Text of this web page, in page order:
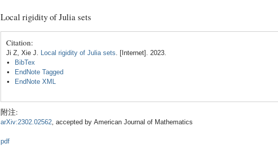
Local rigidity of Julia sets
Citation:
Ji Z, Xie J. Local rigidity of Julia sets. [Internet]. 2023.
BibTex
EndNote Tagged
EndNote XML
附注:
arXiv:2302.02562 , accepted by American Journal of Mathematics
pdf